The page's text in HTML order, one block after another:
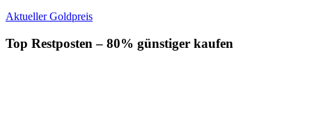
Aktueller Goldpreis
Top Restposten – 80% günstiger kaufen